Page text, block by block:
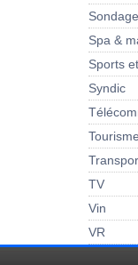
Spa &
Sports
Syndic
Tourisme
TV
Vin
VR